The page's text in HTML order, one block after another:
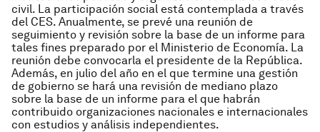
civil. La participación social está contemplada a través
del CES. Anualmen­te, se prevé una reunión de
seguimiento y revisión sobre la base de un informe para
tales fines preparado por el Ministerio de Economía. La
reunión debe convocarla el presidente de la República.
Además, en julio del año en el que termine una gestión
de gobierno se hará una revisión de me­diano plazo
sobre la base de un informe para el que habrán
contribuido organiza­ciones nacionales e internacionales
con estudios y análisis independientes.